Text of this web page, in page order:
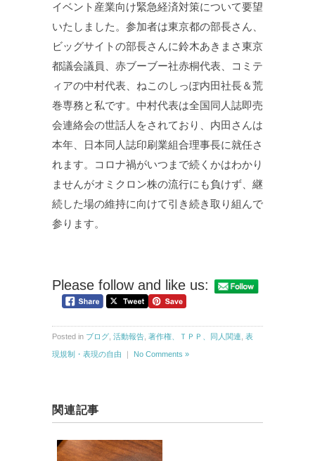
イベント産業向け緊急経済対策について要望
いたしました。参加者は東京都の部長さん、
ビッグサイトの部長さんに鈴木あきまさ東京
都議会議員、赤ブーブー社赤桐代表、コミテ
ィアの中村代表、ねこのしっぽ内田社長＆荒
巻専務と私です。中村代表は全国同人誌即売
会連絡会の世話人をされており、内田さんは
本年、日本同人誌印刷業組合理事長に就任さ
れます。コロナ禍がいつまで続くかはわかり
ませんがオミクロン株の流行にも負けず、継
続した場の維持に向けて引き続き取り組んで
参ります。
Please follow and like us:
Posted in ブログ 活動報告 著作権、ＴＰＰ、同人関連 表
現規制・表現の自由 ｜ No Comments »
関連記事